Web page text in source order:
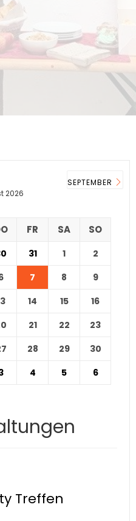
2026
SEPTEMBER
FR SA SO
31 1
2
7 8
9
14 15
16
21 22
23
28 29
30
4 5 6
Treffen